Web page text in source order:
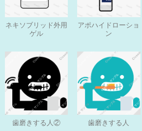
ネキソブリッド外用
ゲル
アポハイドローショ
ン
歯磨きする人② 歯磨きする人